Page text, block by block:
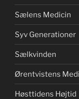
Sælens Medicin
Syv Generationer
Sælkvinden
Ørentvistens
Høsttidens Højtid